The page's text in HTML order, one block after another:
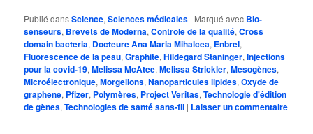
Publié dansScience,Sciences médicales | Marqué avec Bio-
senseurs, Brevets de Moderna,Contrôle de la qualité,Cross
domain bacteria, Docteure Ana Maria Mihalcea, Enbrel,
Fluorescence de la peau,Graphite,Hildegard Staninger,Injections
pour la covid-19,Melissa McAtee,Melissa Strickler,Mesogènes,
Microélectronique,Morgellons,Nanoparticules lipides,Oxyde de
graphene, Pfizer, Polymères, Project Veritas,Technologie d'édition
de gènes,Technologies de santé sans-fil | Laisser un commentaire